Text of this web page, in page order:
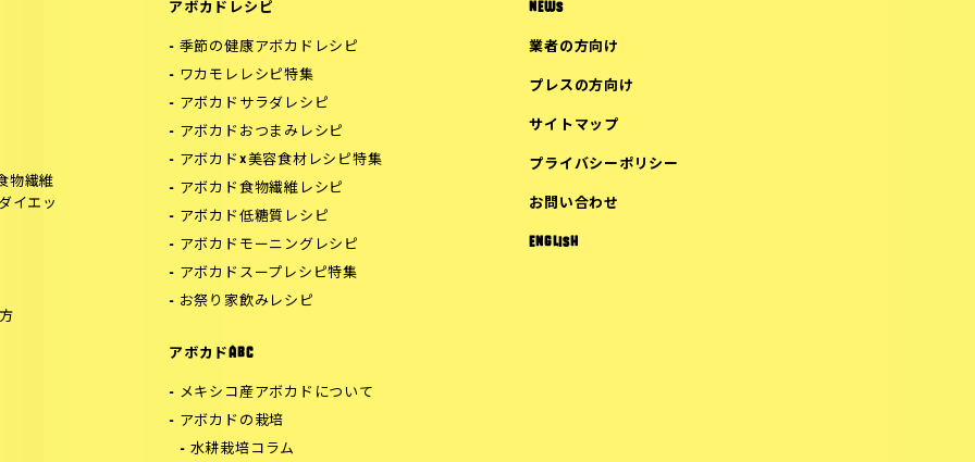
物繊維
イエッ
アボカドレシピ
季節の健康アボカドレシピ
ワカモレレシピ特集
アボカドサラダレシピ
アボカドおつまみレシピ
アボカド×美容食材レシピ特集
アボカド食物繊維レシピ
アボカド低糖質レシピ
アボカドモーニングレシピ
アボカドスープレシピ特集
お祭り家飲みレシピ
アボカドABC
メキシコ産アボカドについて
アボカドの栽培
水耕栽培コラム
NEWS
業者の方向け
プレスの方向け
サイトマップ
プライバシーポリシー
お問い合わせ
ENGLISH